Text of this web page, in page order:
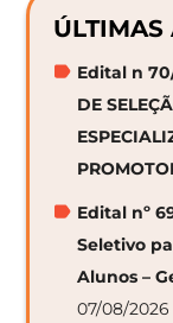
ÚLTIMAS
Edital n
DE
Edital nº
Seletivo
Alunos –
07/08/2026